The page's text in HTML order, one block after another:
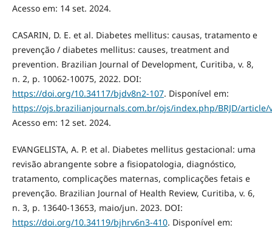
Acesso em: 14 set. 2024.
CASARIN, D. E. et al. Diabetes mellitus: causas, tratamento e
prevenção / diabetes mellitus: causes, treatment and
prevention. Brazilian Journal of Development, Curitiba, v. 8,
n. 2, p. 10062-10075, 2022. DOI:
https://doi.org/10.34117/bjdv8n2-107. Disponível em:
https://ojs.brazilianjournals.com.br/ojs/index.php/BRJD/article/
Acesso em: 12 set. 2024.
EVANGELISTA, A. P. et al. Diabetes mellitus gestacional: uma
revisão abrangente sobre a fisiopatologia, diagnóstico,
tratamento, complicações maternas, complicações fetais e
prevenção. Brazilian Journal of Health Review, Curitiba, v. 6,
n. 3, p. 13640-13653, maio/jun. 2023. DOI:
https://doi.org/10.34119/bjhrv6n3-410. Disponível em: